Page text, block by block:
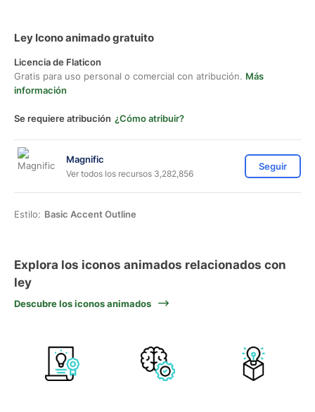
Ley Icono animado gratuito
Licencia de Flaticon
Gratis para uso personal o comercial con atribución. Más
información
Se requiere atribución ¿Cómo atribuir?
Magnific
Ver todos los recursos 3,282,856
Seguir
Estilo: Basic Accent Outline
Explora los iconos animados relacionados con
ley
Descubre los iconos animados